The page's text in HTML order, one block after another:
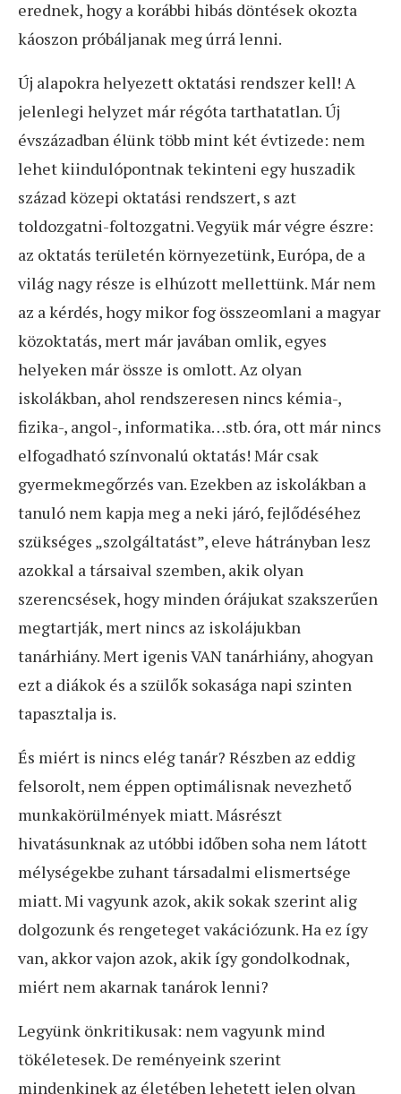
erednek, hogy a korábbi hibás döntések okozta
káoszon próbáljanak meg úrrá lenni.
Új alapokra helyezett oktatási rendszer kell! A
jelenlegi helyzet már régóta tarthatatlan. Új
évszázadban élünk több mint két évtizede: nem
lehet kiindulópontnak tekinteni egy huszadik
század közepi oktatási rendszert, s azt
toldozgatni-foltozgatni. Vegyük már végre észre:
az oktatás területén környezetünk, Európa, de a
világ nagy része is elhúzott mellettünk. Már nem
az a kérdés, hogy mikor fog összeomlani a magyar
közoktatás, mert már javában omlik, egyes
helyeken már össze is omlott. Az olyan
iskolákban, ahol rendszeresen nincs kémia-,
fizika-, angol-, informatika…stb. óra, ott már nincs
elfogadható színvonalú oktatás! Már csak
gyermekmegőrzés van. Ezekben az iskolákban a
tanuló nem kapja meg a neki járó, fejlődéséhez
szükséges „szolgáltatást”, eleve hátrányban lesz
azokkal a társaival szemben, akik olyan
szerencsések, hogy minden órájukat szakszerűen
megtartják, mert nincs az iskolájukban
tanárhiány. Mert igenis VAN tanárhiány, ahogyan
ezt a diákok és a szülők sokasága napi szinten
tapasztalja is.
És miért is nincs elég tanár? Részben az eddig
felsorolt, nem éppen optimálisnak nevezhető
munkakörülmények miatt. Másrészt
hivatásunknak az utóbbi időben soha nem látott
mélységekbe zuhant társadalmi elismertsége
miatt. Mi vagyunk azok, akik sokak szerint alig
dolgozunk és rengeteget vakációzunk. Ha ez így
van, akkor vajon azok, akik így gondolkodnak,
miért nem akarnak tanárok lenni?
Legyünk önkritikusak: nem vagyunk mind
tökéletesek. De reményeink szerint
mindenkinek az életében lehetett jelen olyan